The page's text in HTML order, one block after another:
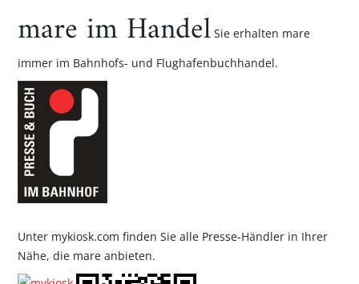
mare im Handel Sie erhalten mare
immer im Bahnhofs- und Flughafenbuchhandel.
Unter mykiosk.com finden Sie alle Presse-Händler in Ihrer
Nähe, die mare anbieten.